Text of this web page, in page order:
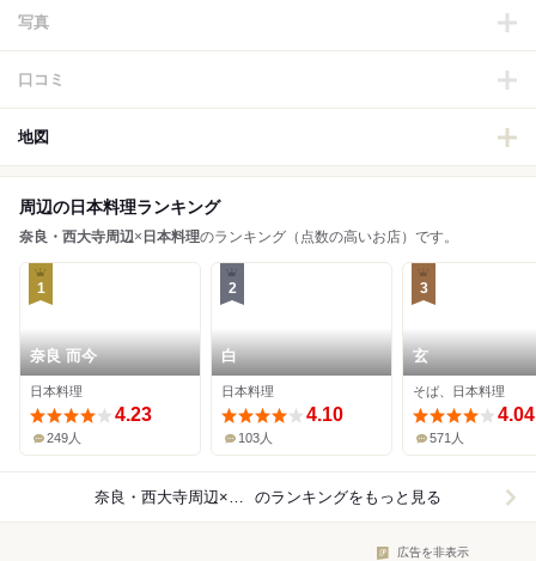
写真
口コミ
地図
周辺の日本料理ランキング
奈良・西大寺周辺× 日本料理のランキング（点数の高いお店）です。
1
奈良 而今
日本料理
4.23
249人
2
白
日本料理
4.10
103人
3
玄
そば、日本料理
4.04
571人
奈良・西大寺周辺×日本料理 のランキングをもっと見る
広告を非表示